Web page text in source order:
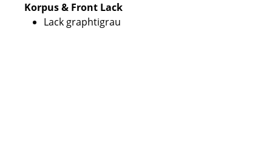
Korpus & Front Lack
Lack graphtigrau